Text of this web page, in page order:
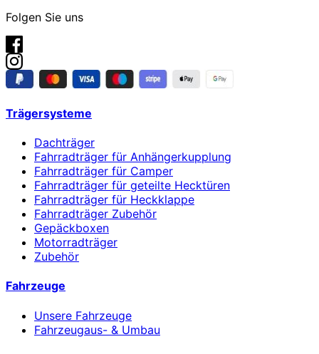
Folgen Sie uns
Trägersysteme
Dachträger
Fahrradträger für Anhängerkupplung
Fahrradträger für Camper
Fahrradträger für geteilte Hecktüren
Fahrradträger für Heckklappe
Fahrradträger Zubehör
Gepäckboxen
Motorradträger
Zubehör
Fahrzeuge
Unsere Fahrzeuge
Fahrzeugaus- & Umbau